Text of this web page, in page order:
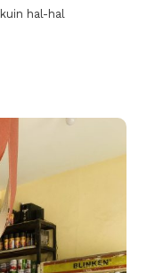
hal-hal